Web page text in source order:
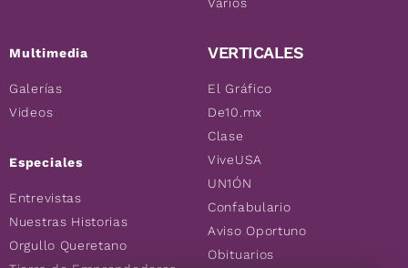
Multimedia
Galerías
Videos
Especiales
Entrevistas
Nuestras Historias
Orgullo Queretano
VERTICALES
El Gráfico
De10.mx
Clase
ViveUSA
UN1ÓN
Confabulario
Aviso Oportuno
Obituarios